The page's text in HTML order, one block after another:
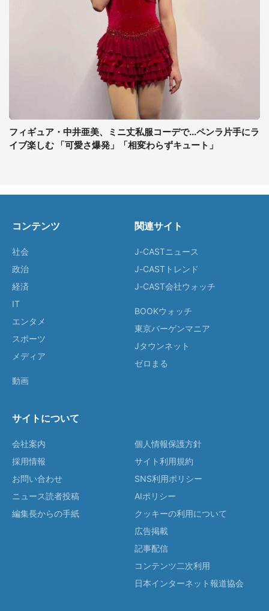
フィギュア・中井亜美、ミニ丈私服コーデで...ペンラ片手にラ
イブ楽しむ 「可愛さ爆発」「相変わらずキュート」
コンテンツ
社会
政治
経済
IT
エンタメ
スポーツ
メディア
動画
関連サイト
J-CASTニュース
J-CASTトレンド
J-CAST会社ウォッチ
BOOKウォッチ
東京バーゲンマニア
Jタウンネット
ゼロまる
サイトについて
会社案内
採用情報
お問い合わせ
ニュース読者投稿
編集長からの手紙
個人情報保護方針
サイト利用規約
SNS利用ポリシー
AIポリシー
クッキーの利用について
広告掲載
記事配信
コンテンツ二次利用
日本インターネット報道協会